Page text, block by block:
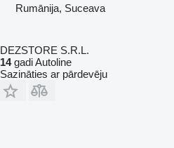
Rumānija, Suceava
DEZSTORE S.R.L.
14gadi Autoline
Sazināties ar pārdevēju